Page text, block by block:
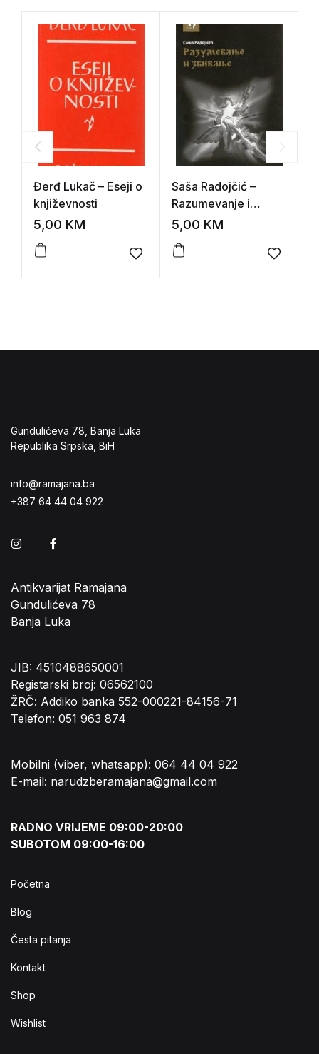
Đerđ Lukač – Eseji o
književnosti
5,00 KM
Add to wishlist
Saša Radojčić –
Razumevanje i
zbivanje
5,00 KM
Add to
Gundulićeva 78, Banja Luka
Republika Srpska, BiH
info@ramajana.ba
+387 64 44 04 922
Instagram
Antikvarijat Ramajana
Gundulićeva 78
Banja Luka
JIB: 4510488650001
Registarski broj: 06562100
ŽRČ: Addiko banka 552-000221-84156-71
Telefon: 051 963 874
Mobilni (viber, whatsapp): 064 44 04 922
E-mail: narudzberamajana@gmail.com
RADNO VRIJEME 09:00-20:00
SUBOTOM 09:00-16:00
Početna
Blog
Česta pitanja
Kontakt
Shop
Wishlist